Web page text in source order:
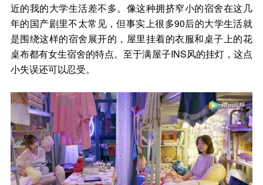
近的我的大学生活差不多。像这种拥挤窄小的宿舍在这几
年的国产剧里不太常见，但事实上很多90后的大学生活就
是围绕这样的宿舍展开的，屋里挂着的衣服和桌子上的花
桌布都有女生宿舍的特点。至于满屋子INS风的挂灯，这点
小失误还可以忍受。